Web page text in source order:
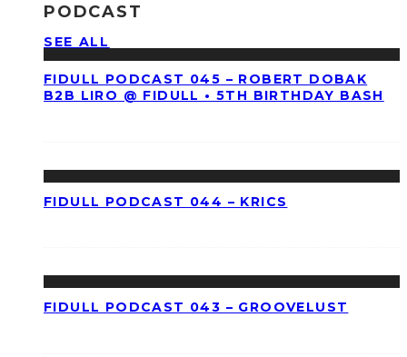
PODCAST
SEE ALL
FIDULL PODCAST 045 – ROBERT DOBAK
B2B LIRO @ FIDULL • 5TH BIRTHDAY BASH
FIDULL PODCAST 044 – KRICS
FIDULL PODCAST 043 – GROOVELUST